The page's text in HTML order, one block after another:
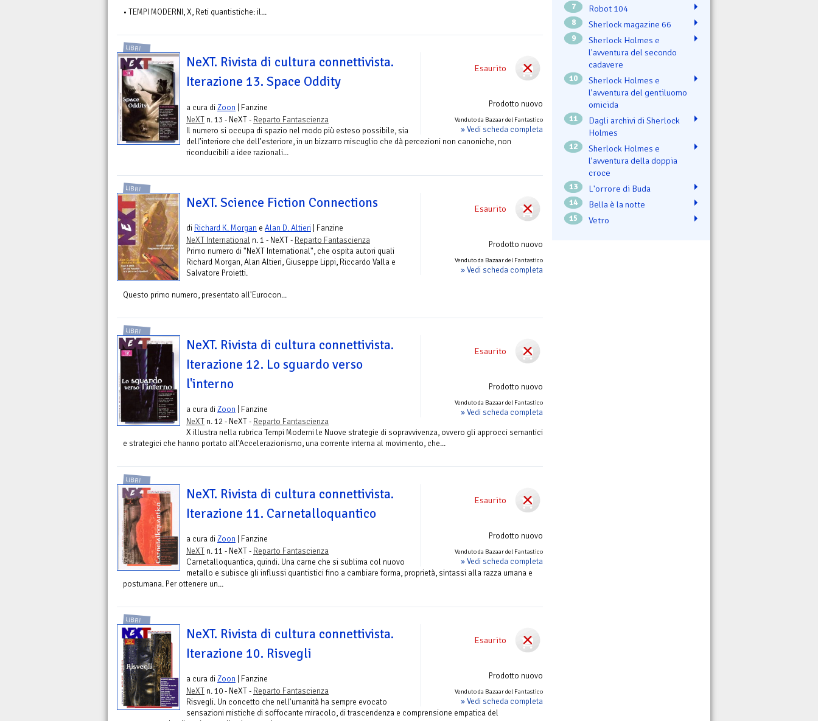
• TEMPI MODERNI, X, Reti quantistiche: il...
Esaurito
Prodotto nuovo
Venduto da Bazaar del Fantastico
» Vedi scheda completa
LIBRI
NeXT. Rivista di cultura connettivista.
Iterazione 13. Space Oddity
a cura diZoon | Fanzine
NeXT n. 13 - NeXT - Reparto Fantascienza
Il numero si occupa di spazio nel modo più esteso possibile, sia
dell’interiore che dell’esteriore, in un bizzarro miscuglio che dà percezioni non canoniche, non
riconducibili a idee razionali...
Esaurito
Prodotto nuovo
Venduto da Bazaar del Fantastico
» Vedi scheda completa
LIBRI
NeXT. Science Fiction Connections
di Richard K. Morgan e Alan D. Altieri | Fanzine
NeXT International n. 1 - NeXT - Reparto Fantascienza
Primo numero di "NeXT International", che ospita autori quali
Richard Morgan, Alan Altieri, Giuseppe Lippi, Riccardo Valla e
Salvatore Proietti.
Questo primo numero, presentato all'Eurocon...
Esaurito
Prodotto nuovo
Venduto da Bazaar del Fantastico
» Vedi scheda completa
LIBRI
NeXT. Rivista di cultura connettivista.
Iterazione 12. Lo sguardo verso
l'interno
a cura diZoon | Fanzine
NeXT n. 12 - NeXT - Reparto Fantascienza
X illustra nella rubrica Tempi Moderni le Nuove strategie di sopravvivenza, ovvero gli approcci semantici
e strategici che hanno portato all’Accelerazionismo, una corrente interna al movimento, che...
Esaurito
Prodotto nuovo
Venduto da Bazaar del Fantastico
» Vedi scheda completa
LIBRI
NeXT. Rivista di cultura connettivista.
Iterazione 11. Carnetalloquantico
a cura diZoon | Fanzine
NeXT n. 11 - NeXT - Reparto Fantascienza
Carnetalloquantica, quindi. Una carne che si sublima col nuovo
metallo e subisce gli influssi quantistici fino a cambiare forma, proprietà, sintassi alla razza umana e
postumana. Per ottenere un...
Esaurito
Prodotto nuovo
Venduto da Bazaar del Fantastico
» Vedi scheda completa
LIBRI
NeXT. Rivista di cultura connettivista.
Iterazione 10. Risvegli
a cura diZoon | Fanzine
NeXT n. 10 - NeXT - Reparto Fantascienza
Risvegli. Un concetto che nell'umanità ha sempre evocato
sensazioni mistiche di soffocante miracolo, di trascendenza e comprensione empatica del
7 Robot 104
8 Sherlock magazine 66
9
Sherlock Holmes e
l'avventura del secondo
cadavere
10
Sherlock Holmes e
l’avventura del gentiluomo
omicida
11
Dagli archivi di Sherlock
Holmes
12
Sherlock Holmes e
l’avventura della doppia
croce
13 L'orrore di Buda
14 Bella è la notte
15 Vetro